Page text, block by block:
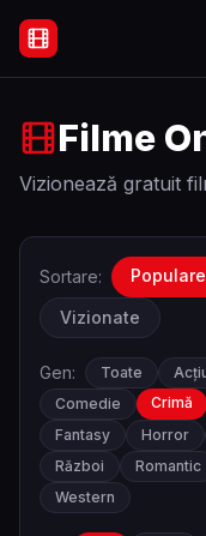
Filme Online
Filme
Vizionează gratuit
Sortare: Populare
Vizionate
Gen: Toate
Comedie
Crimă
Fantasy
Horror
Război
Romantic
Western